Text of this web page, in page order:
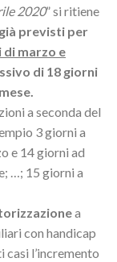
2020” si ritiene
previsti per
di marzo e
di 18 giorni
a seconda del
3 giorni a
e 14 giorni ad
…; 15 giorni a
a
con handicap
casi l’incremento